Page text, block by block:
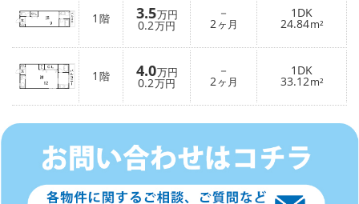
1 階 3.5万円
0.2万円
－
2ヶ月
1DK
24.84m²
1 階 4.0万円
0.2万円
－
2ヶ月
1DK
33.12m²